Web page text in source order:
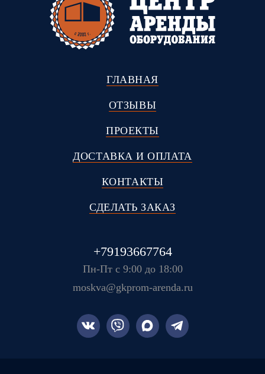
ГЛАВНАЯ
ОТЗЫВЫ
ПРОЕКТЫ
ДОСТАВКА И ОПЛАТА
КОНТАКТЫ
СДЕЛАТЬ ЗАКАЗ
+79193667764
Пн-Пт с 9:00 до 18:00
moskva@gkprom-arenda.ru